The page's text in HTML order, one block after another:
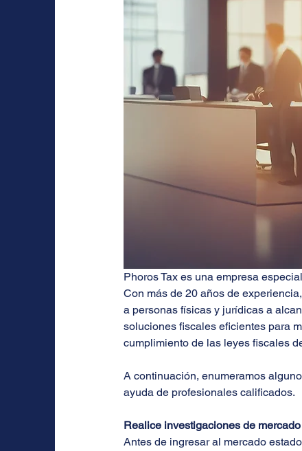
Phoros Tax es una empresa
Con más de 20 años de
a personas físicas y jurídicas a
soluciones fiscales eficientes para
cumplimiento de las leyes fiscales
A continuación, enumeramos
ayuda de profesionales calificados.
Realice investigaciones de mercado
Antes de ingresar al mercado